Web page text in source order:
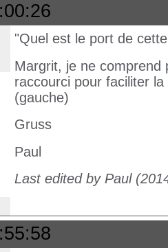
"Quel est le port de
Margrit, je ne comprend
raccourci pour faciliter
(gauche)
Gruss
Paul
Last edited by Paul